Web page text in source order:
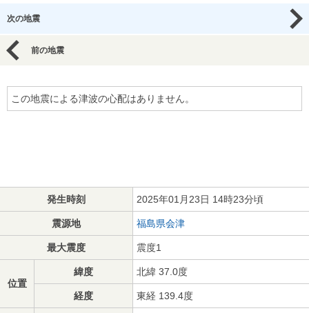
次の地震
前の地震
この地震による津波の心配はありません。
発生時刻 2025年01月23日 14時23分頃
震源地 福島県会津
最大震度 震度1
位置
緯度 北緯 37.0度
経度 東経 139.4度